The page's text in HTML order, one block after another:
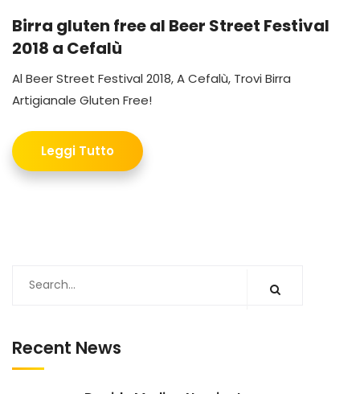
Birra gluten free al Beer Street Festival
2018 a Cefalù
Al Beer Street Festival 2018, A Cefalù, Trovi Birra
Artigianale Gluten Free!
Leggi Tutto
Recent News